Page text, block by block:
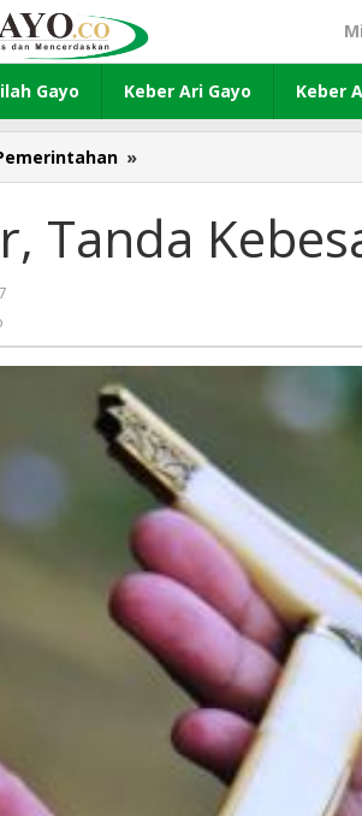
Gayo Keber Ari Gayo Keber
»
Tanda
Seorang
Raja
Tanda